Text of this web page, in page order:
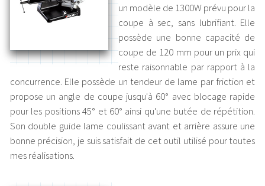
un modèle de 1300W prévu pour la
coupe à sec, sans lubrifiant. Elle
possède une bonne capacité de
coupe de 120 mm pour un prix qui
reste raisonnable par rapport à la
concurrence. Elle possède un tendeur de lame par friction et
propose un angle de coupe jusqu'à 60° avec blocage rapide
pour les positions 45° et 60° ainsi qu'une butée de répétition.
Son double guide lame coulissant avant et arrière assure une
bonne précision, je suis satisfait de cet outil utilisé pour toutes
mes réalisations.